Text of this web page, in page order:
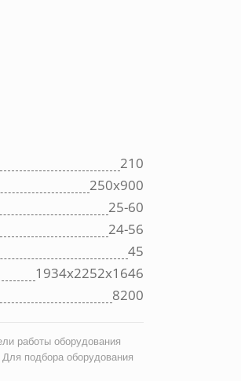
210
250х900
25-60
24-56
45
1934х2252х1646
8200
работы оборудования
Для подбора оборудования